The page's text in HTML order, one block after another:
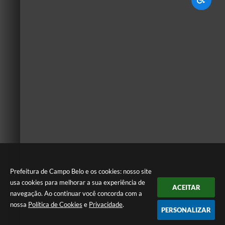
Prefeitura de Campo Belo e os cookies: nosso site
usa cookies para melhorar a sua experiência de
navegação. Ao continuar você concorda com a
nossa Política de Cookies e Privacidade.
ACEITAR
PERSONALIZAR